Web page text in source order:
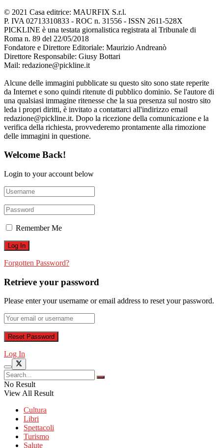
© 2021 Casa editrice: MAURFIX S.r.l.
P. IVA 02713310833 - ROC n. 31556 - ISSN 2611-528X
PICKLINE è una testata giornalistica registrata al Tribunale di
Roma n. 89 del 22/05/2018
Fondatore e Direttore Editoriale: Maurizio Andreanò
Direttore Responsabile: Giusy Bottari
Mail: redazione@pickline.it
Alcune delle immagini pubblicate su questo sito sono state reperite
da Internet e sono quindi ritenute di pubblico dominio. Se l'autore di
una qualsiasi immagine ritenesse che la sua presenza sul nostro sito
leda i propri diritti, è invitato a contattarci all'indirizzo email
redazione@pickline.it. Dopo la ricezione della comunicazione e la
verifica della richiesta, provvederemo prontamente alla rimozione
delle immagini in questione.
Welcome Back!
Login to your account below
Remember Me
Forgotten Password?
Retrieve your password
Please enter your username or email address to reset your password.
Log In
No Result
View All Result
Cultura
Libri
Spettacoli
Turismo
Salute